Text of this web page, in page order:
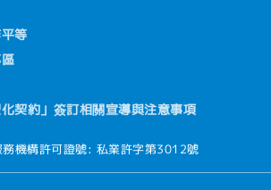
等
契約」簽訂相關宣導與注意事項
務機構許可證號: 私業許字第3012號